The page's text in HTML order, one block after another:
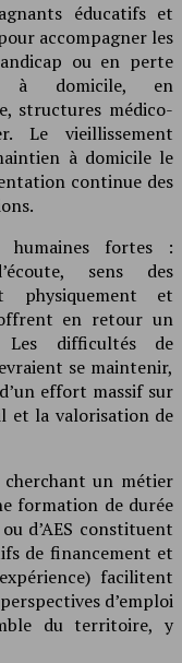
éducatifs et
accompagner les
ou en perte
à domicile, en
structures médico-
Le vieillissement
à domicile le
continue des
humaines fortes :
sens des
physiquement et
en retour un
Les difficultés de
se maintenir,
effort massif sur
et la valorisation de
un métier
formation de durée
d’AES constituent
de financement et
facilitent
d’emploi
du territoire, y